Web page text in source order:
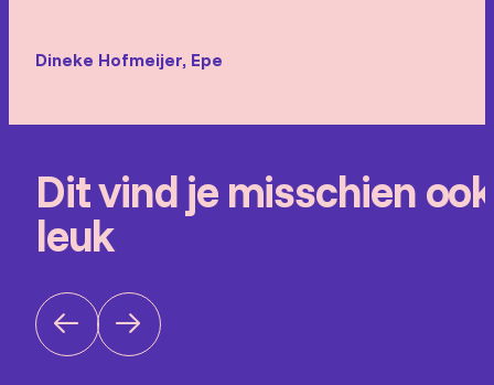
Dineke Hofmeijer, Epe
Dit vind je misschien ook
leuk